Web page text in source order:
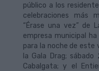
público a los
celebraciones más
“Érase una vez” de
empresa municipal
para la noche de este
la Gala Drag;
Cabalgata; y el